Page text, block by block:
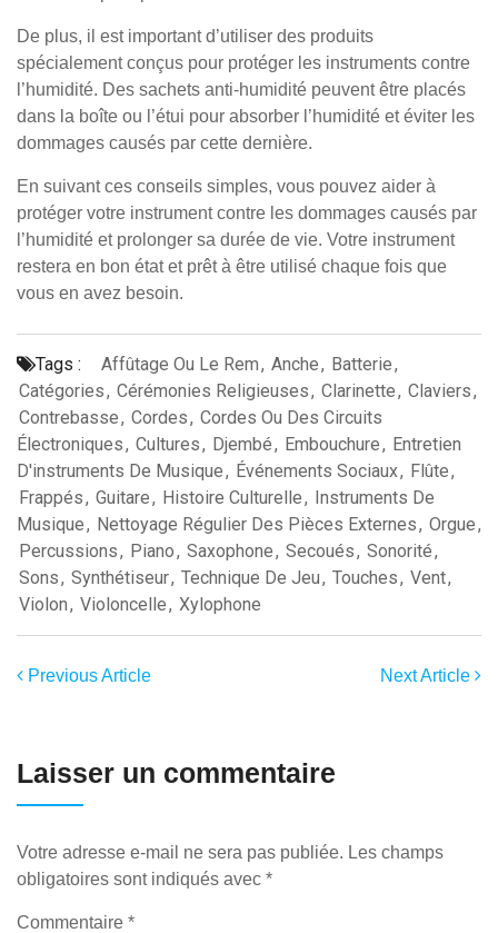
De plus, il est important d’utiliser des produits
spécialement conçus pour protéger les instruments contre
l’humidité. Des sachets anti-humidité peuvent être placés
dans la boîte ou l’étui pour absorber l’humidité et éviter les
dommages causés par cette dernière.
En suivant ces conseils simples, vous pouvez aider à
protéger votre instrument contre les dommages causés par
l’humidité et prolonger sa durée de vie. Votre instrument
restera en bon état et prêt à être utilisé chaque fois que
vous en avez besoin.
Tags : Affûtage Ou Le Rem, Anche, Batterie,
Catégories, Cérémonies Religieuses, Clarinette, Claviers,
Contrebasse, Cordes, Cordes Ou Des Circuits
Électroniques, Cultures, Djembé, Embouchure, Entretien
D'instruments De Musique, Événements Sociaux, Flûte,
Frappés, Guitare, Histoire Culturelle, Instruments De
Musique, Nettoyage Régulier Des Pièces Externes, Orgue,
Percussions, Piano, Saxophone, Secoués, Sonorité,
Sons, Synthétiseur, Technique De Jeu, Touches, Vent,
Violon, Violoncelle, Xylophone
Previous Article Next Article
Laisser un commentaire
Votre adresse e-mail ne sera pas publiée. Les champs
obligatoires sont indiqués avec *
Commentaire *